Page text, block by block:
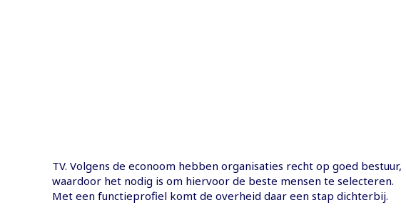
TV. Volgens de econoom hebben organisaties recht op goed bestuur,
waardoor het nodig is om hiervoor de beste mensen te selecteren.
Met een functieprofiel komt de overheid daar een stap dichterbij.